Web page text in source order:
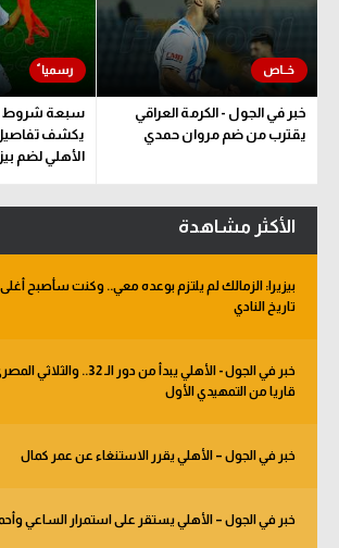
خبر في الجول - الكرمة العراقي
يقترب من ضم مروان حمدي
سبعة شروط..
يكشف
الأهلي لضم
الأكثر مشاهدة
بيزيرا: الزمالك لم يلتزم بوعده معي.. وكنت سأصبح
تاريخ النادي
خبر في الجول - الأهلي يبدأ من دور الـ
قاريا من التمهيدي الأول
خبر في الجول – الأهلي يقرر الاستنغاء عن عمر كمال
خبر في الجول – الأهلي يستقر على استمرار الساعي